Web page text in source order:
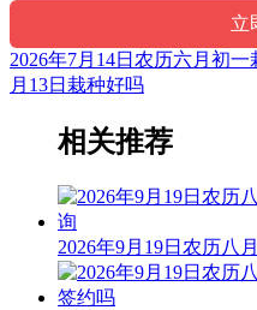
点，此日万事不利，只能做
相冲之日，冲则破，破则败
功之母，故此日虽为黑道，
破日为事主如何，造修破财
出行求财主多患，生人出去
星福禄安。
喜神：东北 月令：乙未 日禄
2026年7月14日农历六月初一
月13日栽种好吗
相关推荐
2026年9月19日农历八